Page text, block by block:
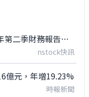
【重訊】強盛新：公告本公司115年第二季財務報告董事會預計召開日期為115年8月12日
nstock快訊
億元，年增19.23%
時報新聞